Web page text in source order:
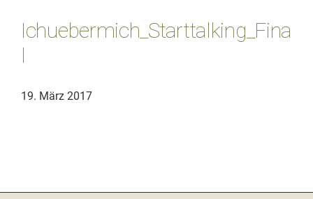
Ichuebermich_Starttalking_Fina
l
19. März 2017